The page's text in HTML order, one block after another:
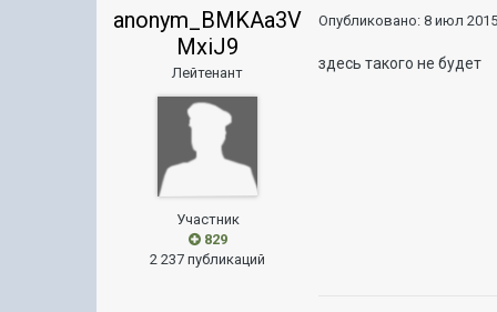
anonym_BMKAa3V
MxiJ9
Лейтенант
Участник
829
2 237 публикаций
Опубликовано:8 июл
здесь такого не будет